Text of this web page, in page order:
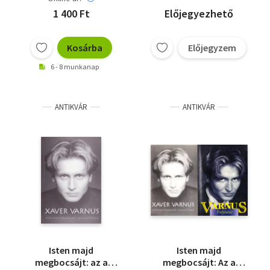
1 400 Ft
Kosárba
6 - 8 munkanap
Előjegyezhető
Előjegyzem
ANTIKVÁR
Isten majd
megbocsájt: az a
ANTIKVÁR
Isten majd
megbocsájt: Az a